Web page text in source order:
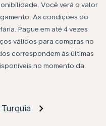
Você verá o valor
As condições do
Pague em até 4 vezes
válidos para compras no
correspondem às últimas
no momento da